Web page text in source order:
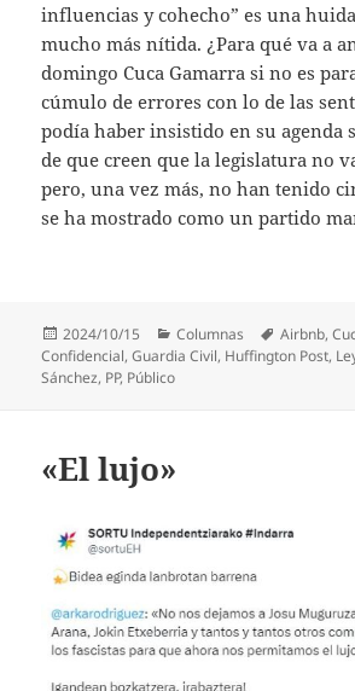
influencias y cohecho” es una
mucho más nítida. ¿Para qué va a
domingo Cuca Gamarra si no es
cúmulo de errores con lo de las
podía haber insistido en su agenda
de que creen que la legislatura no
pero, una vez más, no han tenido
se ha mostrado como un partido
Publicado
el
2024/10/15 Categorías
Columnas Etiquetas
Airbnb,
Confidencial,Guardia Civil, Huffington Post,
Sánchez, PP, Público
«El lujo»